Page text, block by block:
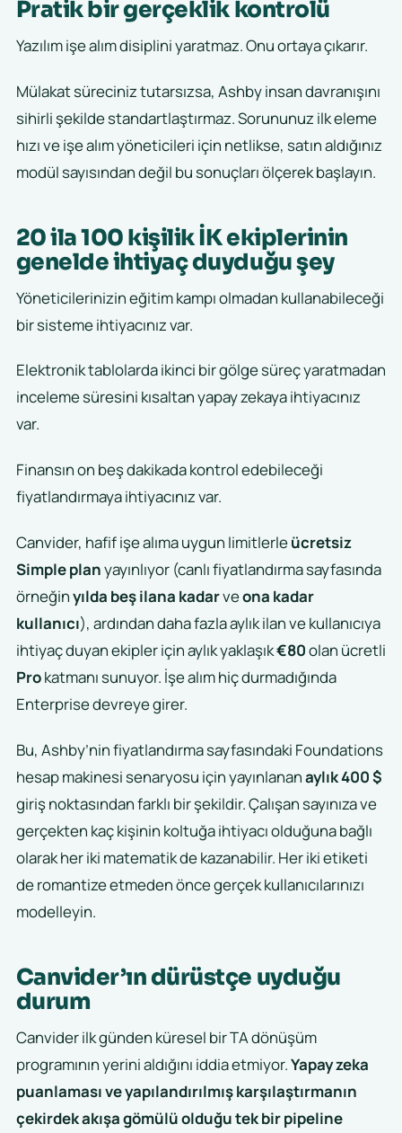
Pratik bir gerçeklik kontrolü
Yazılım işe alım disiplini yaratmaz. Onu ortaya çıkarır.
Mülakat süreciniz tutarsızsa, Ashby insan davranışını
sihirli şekilde standartlaştırmaz. Sorununuz ilk eleme
hızı ve işe alım yöneticileri için netlikse, satın aldığınız
modül sayısından değil bu sonuçları ölçerek başlayın.
20 ila 100 kişilik İK ekiplerinin
genelde ihtiyaç duyduğu şey
Yöneticilerinizin eğitim kampı olmadan kullanabileceği
bir sisteme ihtiyacınız var.
Elektronik tablolarda ikinci bir gölge süreç yaratmadan
inceleme süresini kısaltan yapay zekaya ihtiyacınız
var.
Finansın on beş dakikada kontrol edebileceği
fiyatlandırmaya ihtiyacınız var.
Canvider, hafif işe alıma uygun limitlerleücretsiz
Simple planyayınlıyor (canlı fiyatlandırma sayfasında
örneğinyılda beş ilana kadarveona kadar
kullanıcı), ardından daha fazla aylık ilan ve kullanıcıya
ihtiyaç duyan ekipler için aylık yaklaşık€80olan ücretli
Prokatmanı sunuyor. İşe alım hiç durmadığında
Enterprise devreye girer.
Bu, Ashby’nin fiyatlandırma sayfasındaki Foundations
hesap makinesi senaryosu için yayınlananaylık 400 $
giriş noktasından farklı bir şekildir. Çalışan sayınıza ve
gerçekten kaç kişinin koltuğa ihtiyacı olduğuna bağlı
olarak her iki matematik de kazanabilir. Her iki etiketi
de romantize etmeden önce gerçek kullanıcılarınızı
modelleyin.
Canvider’ın dürüstçe uyduğu
durum
Canvider ilk günden küresel bir TA dönüşüm
programının yerini aldığını iddia etmiyor.Yapay zeka
puanlaması ve yapılandırılmış karşılaştırmanın
çekirdek akışa gömülü olduğu tek bir pipeline